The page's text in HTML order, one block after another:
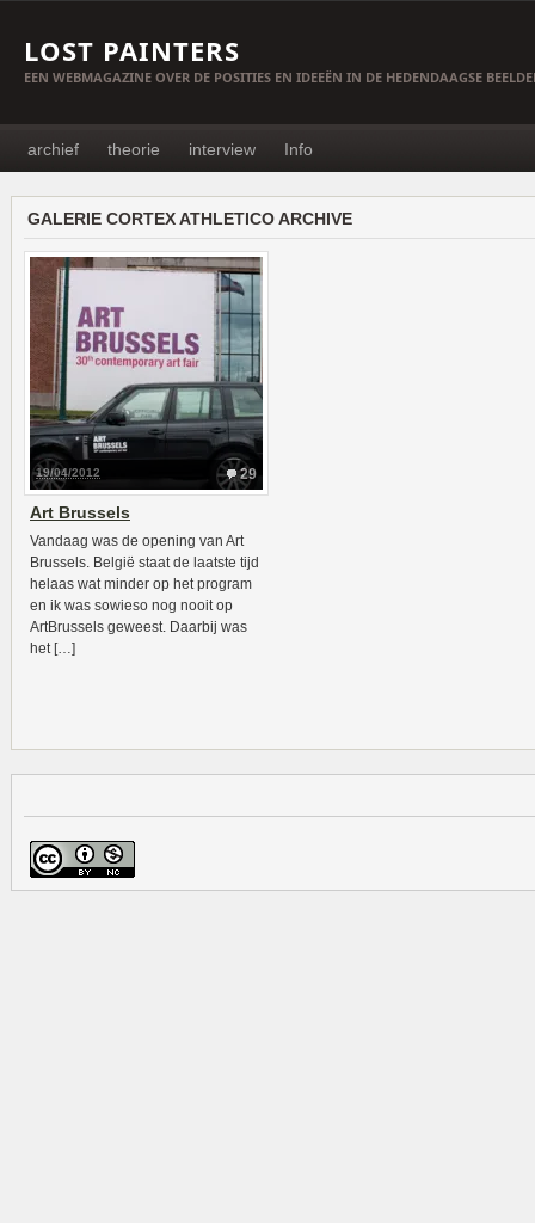
LOST PAINTERS
EEN WEBMAGAZINE OVER DE POSITIES EN IDEEËN IN DE HEDENDAAGSE
archief theorie interview Info
GALERIE CORTEX ATHLETICO ARCHIVE
29
19/04/2012
Art Brussels
Vandaag was de opening van Art
Brussels. België staat de laatste tijd
helaas wat minder op het program
en ik was sowieso nog nooit op
ArtBrussels geweest. Daarbij was
het […]